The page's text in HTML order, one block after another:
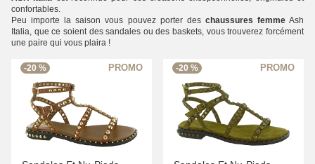
confortables.
Peu importe la saison vous pouvez porter des chaussures femmeAsh
Italia, que ce soient des sandales ou des baskets, vous trouverez forcément
une paire qui vous plaira !
-20 % -20 %